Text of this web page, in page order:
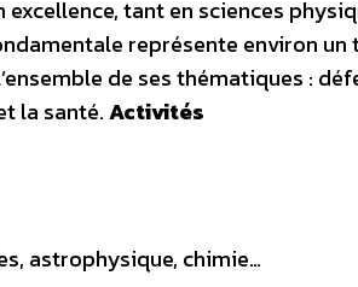
tant en sciences
représente environ un
de ses thématiques :
la santé.Activités
astrophysique, chimie…